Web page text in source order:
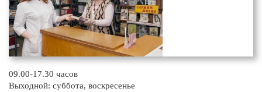
09.00-17.30 часов
Выходной: суббота, воскресенье